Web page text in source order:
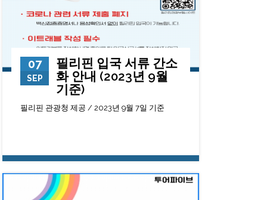
07
SEP
필리핀 입국 서류 간소
화 안내 (2023년 9월
기준)
필리핀 관광청 제공 / 2023년 9월 7일 기준
12306 0 23